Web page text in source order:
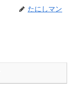
たにしマン